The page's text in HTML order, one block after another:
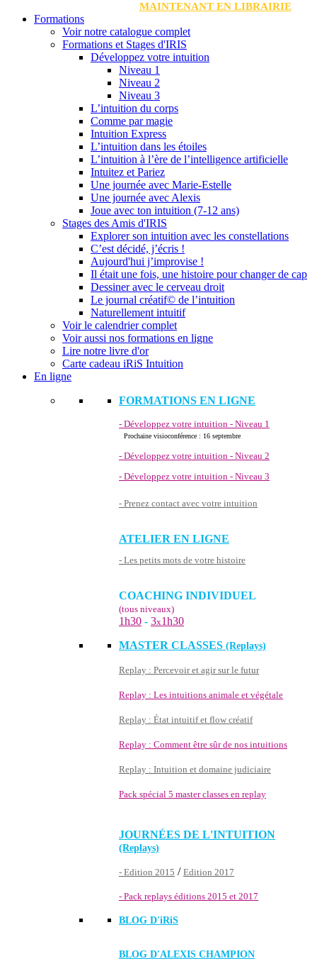
MAINTENANT EN LIBRAIRIE
Formations
Voir notre catalogue complet
Formations et Stages d'IRIS
Développez votre intuition
Niveau 1
Niveau 2
Niveau 3
L’intuition du corps
Comme par magie
Intuition Express
L’intuition dans les étoiles
L’intuition à l’ère de l’intelligence artificielle
Intuitez et Pariez
Une journée avec Marie-Estelle
Une journée avec Alexis
Joue avec ton intuition (7-12 ans)
Stages des Amis d'IRIS
Explorer son intuition avec les constellations
C’est décidé, j’écris !
Aujourd'hui j’improvise !
Il était une fois, une histoire pour changer de cap
Dessiner avec le cerveau droit
Le journal créatif© de l’intuition
Naturellement intuitif
Voir le calendrier complet
Voir aussi nos formations en ligne
Lire notre livre d'or
Carte cadeau iRiS Intuition
En ligne
FORMATIONS EN LIGNE
- Développez votre intuition - Niveau 1
Prochaine visioconférence : 16 septembre
- Développez votre intuition - Niveau 2
- Développez votre intuition - Niveau 3
- Prenez contact avec votre intuition
ATELIER EN LIGNE
- Les petits mots de votre histoire
COACHING INDIVIDUEL
(tous niveaux)
1h30 - 3x1h30
MASTER CLASSES (Replays)
Replay : Percevoir et agir sur le futur
Replay : Les intuitions animale et végétale
Replay : État intuitif et flow créatif
Replay : Comment être sûr de nos intuitions
Replay : Intuition et domaine judiciaire
Pack spécial 5 master classes en replay
JOURNÉES DE L'INTUITION
(Replays)
- Edition 2015 / Edition 2017
- Pack replays éditions 2015 et 2017
BLOG D'iRiS
BLOG D'ALEXIS CHAMPION